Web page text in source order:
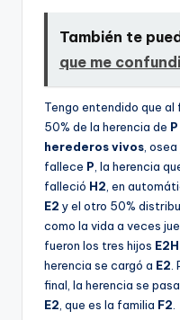
También te
que me
Tengo entendido que
50% de la herencia de P
herederos vivos, osea
fallece P, la herencia
falleció H2, en
E2 y el otro 50%
como la vida a veces
fueron los tres hijos
herencia se cargó a E2.
final, la herencia se
E2, que es la familia F2.